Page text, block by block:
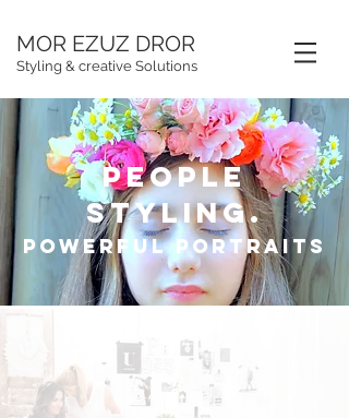
MOR EZUZ DROR
Styling & creative Solutions
People
styling.
powerful portraits